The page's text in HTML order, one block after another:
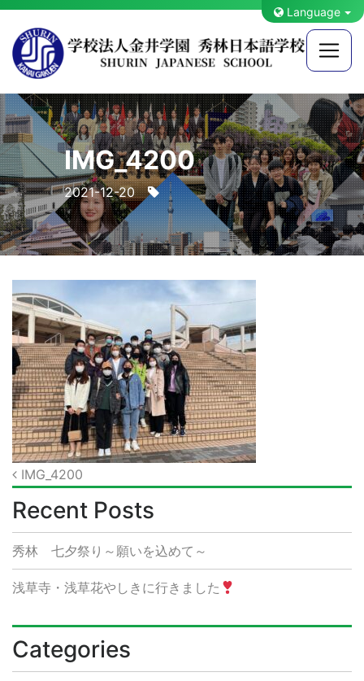
Language
IMG_4200
2021-12-20
Post
navigation
IMG_4200
Recent Posts
秀林 七夕祭り～願いを込めて～
浅草寺・浅草花やしきに行きました
Categories